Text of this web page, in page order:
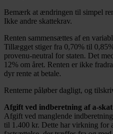
Bemærk at ændringen til simpel
Ikke andre skattekrav.
Renten sammensættes af en
Tillægget stiger fra 0,70% til
provenu-neutral for staten. Det
12% om året. Renten er ikke
dyr rente at betale.
Renterne påløber dagligt, og
Afgift ved indberetning af a-skat
Afgift ved manglende
til 1.400 kr. Dette har virkning for